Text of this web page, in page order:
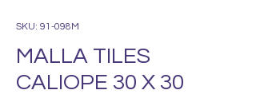
SKU: 91-098M
MALLA TILES
CALIOPE 30 X 30